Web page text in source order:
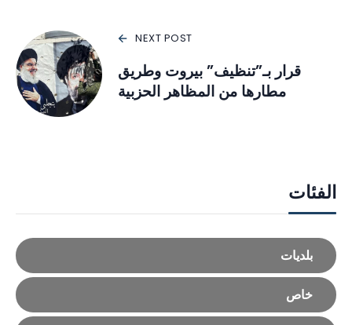
NEXT POST
قرار بـ”تنظيف” بيروت وطريق
مطارها من المظاهر الحزبية
الفئات
بلديات
خاص